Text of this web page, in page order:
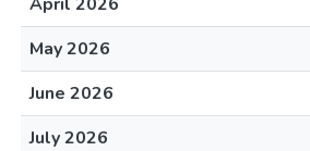
May 2026
June 2026
July 2026